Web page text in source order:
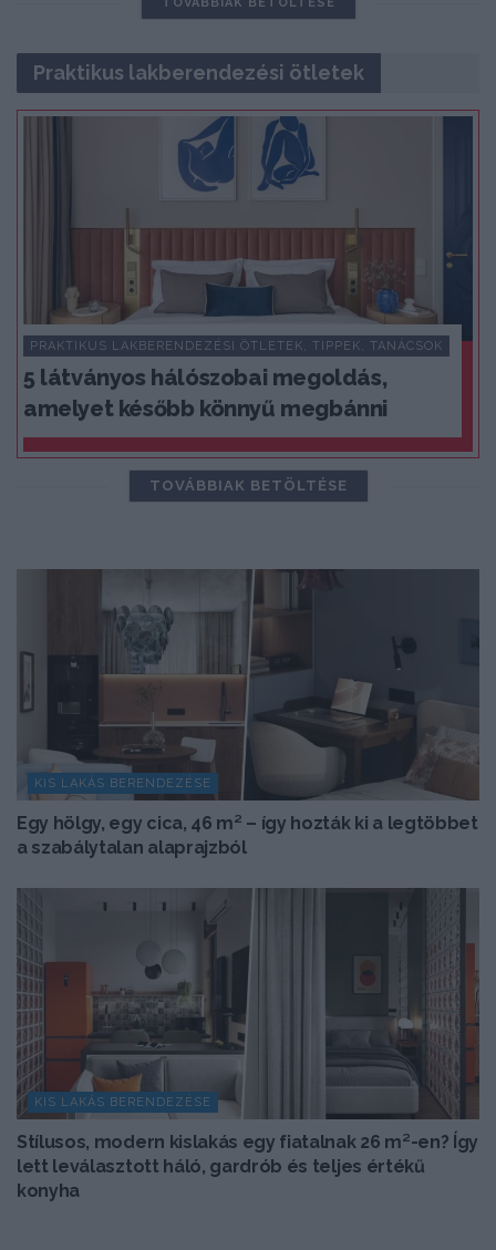
TOVÁBBIAK BETÖLTÉSE
Praktikus lakberendezési ötletek
PRAKTIKUS LAKBERENDEZÉSI ÖTLETEK, TIPPEK, TANÁCSOK
5 látványos hálószobai megoldás,
amelyet később könnyű megbánni
TOVÁBBIAK BETÖLTÉSE
KIS LAKÁS BERENDEZÉSE
Egy hölgy, egy cica, 46 m² – így hozták ki a legtöbbet
a szabálytalan alaprajzból
KIS LAKÁS BERENDEZÉSE
Stílusos, modern kislakás egy fiatalnak 26 m²-en? Így
lett leválasztott háló, gardrób és teljes értékű
konyha